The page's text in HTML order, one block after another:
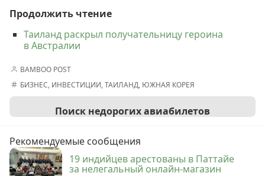
Продолжить чтение
Таиланд раскрыл получательницу героина
в Австралии
BAMBOO POST
БИЗНЕС, ИНВЕСТИЦИИ,ТАИЛАНД, ЮЖНАЯ КОРЕЯ
Поиск недорогих авиабилетов
Рекомендуемые сообщения
19 индийцев арестованы в Паттайе
за нелегальный онлайн-магазин